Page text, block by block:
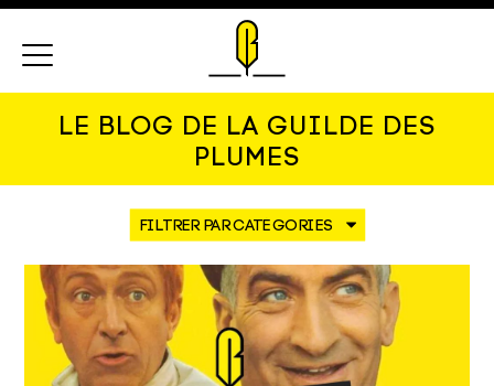
LE BLOG DE LA GUILDE DES
PLUMES